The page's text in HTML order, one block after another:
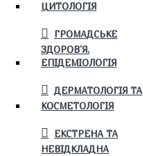
ЦИТОЛОГІЯ
ГРОМАДСЬКЕ
ЗДОРОВ’Я.
ЕПІДЕМІОЛОГІЯ
ДЕРМАТОЛОГІЯ ТА
КОСМЕТОЛОГІЯ
ЕКСТРЕНА ТА
НЕВІДКЛАДНА